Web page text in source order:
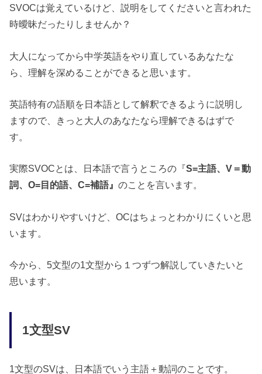
SVOCは覚えているけど、説明をしてくださいと言われた
時曖昧だったりしませんか？
大人になってから中学英語をやり直しているあなたな
ら、理解を深めることができると思います。
英語特有の語順を日本語として解釈できるように説明し
ますので、きっと大人のあなたなら理解できるはずで
す。
実際SVOCとは、日本語で言うところの『S=主語、V＝動
詞、O=目的語、C=補語』のことを言います。
SVはわかりやすいけど、OCはちょっとわかりにくいと思
います。
今から、5文型の1文型から１つずつ解説していきたいと
思います。
1文型SV
1文型のSVは、日本語でいう主語＋動詞のことです。